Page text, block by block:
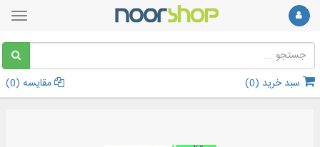
سبد خرید (0
) مقایسه (0
)